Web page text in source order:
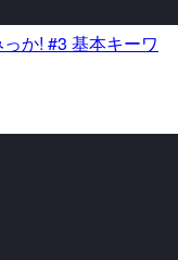
か! #3 基本キーワ